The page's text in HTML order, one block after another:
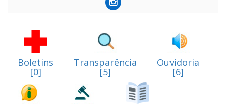
Boletins
[0]
Transparência
[5]
Ouvidoria
[6]